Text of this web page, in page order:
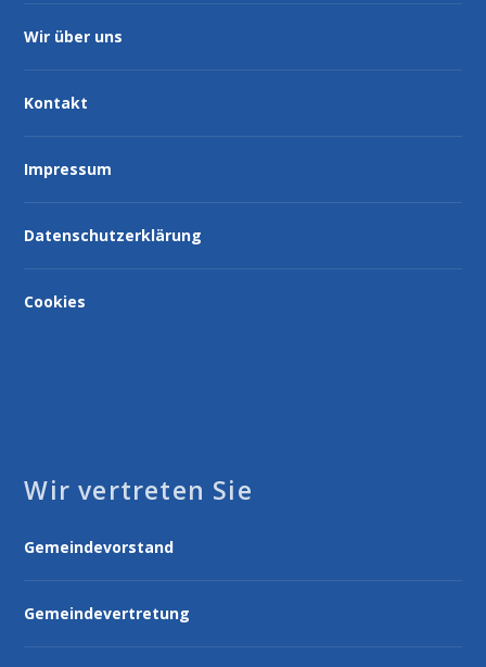
Wir über uns
Kontakt
Impressum
Datenschutzerklärung
Cookies
Wir vertreten Sie
Gemeindevorstand
Gemeindevertretung